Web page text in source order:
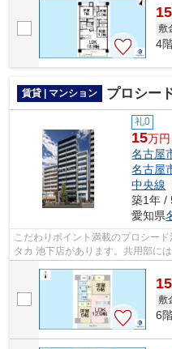
敷
4
賃貸 | マンション プロシー
礼0
15万円
名古屋
名古屋
中央線
築1年 /
愛知県
こだわりポイント満載のプロシー
タカ 池下店があります。共用部に
っており、とても充実しています。
15
敷
6